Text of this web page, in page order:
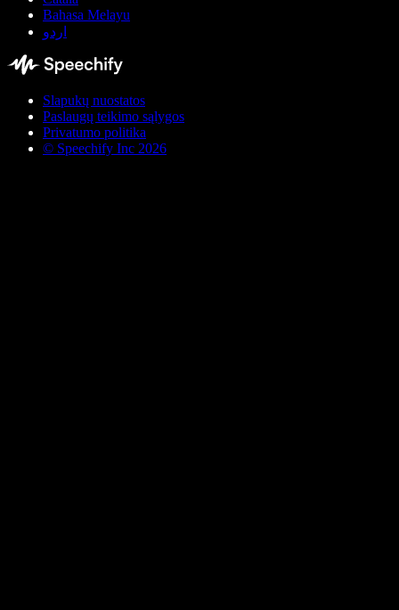
Bahasa Melayu
اردو
Slapukų nuostatos
Paslaugų teikimo sąlygos
Privatumo politika
© Speechify Inc 2026